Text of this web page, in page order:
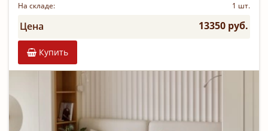
На складе:
1 шт.
Цена 13350 руб.
Купить